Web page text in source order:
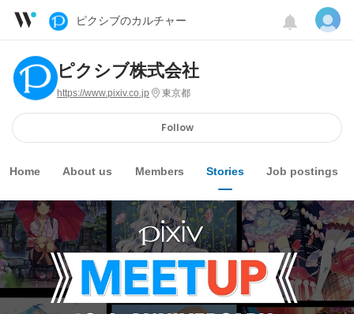
ピクシブのカルチャー
ピクシブ株式会社
https://www.pixiv.co.jp 東京都
Follow
Home About us Members Stories Job postings